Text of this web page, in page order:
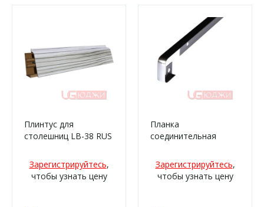
Плинтус для
столешниц LB-38 RUS
бискайская (2058ам,
522м/59)
Зарегистрируйтесь,
чтобы узнать цену
Планка
соединительная
Зарегистрируйтесь,
чтобы узнать цену